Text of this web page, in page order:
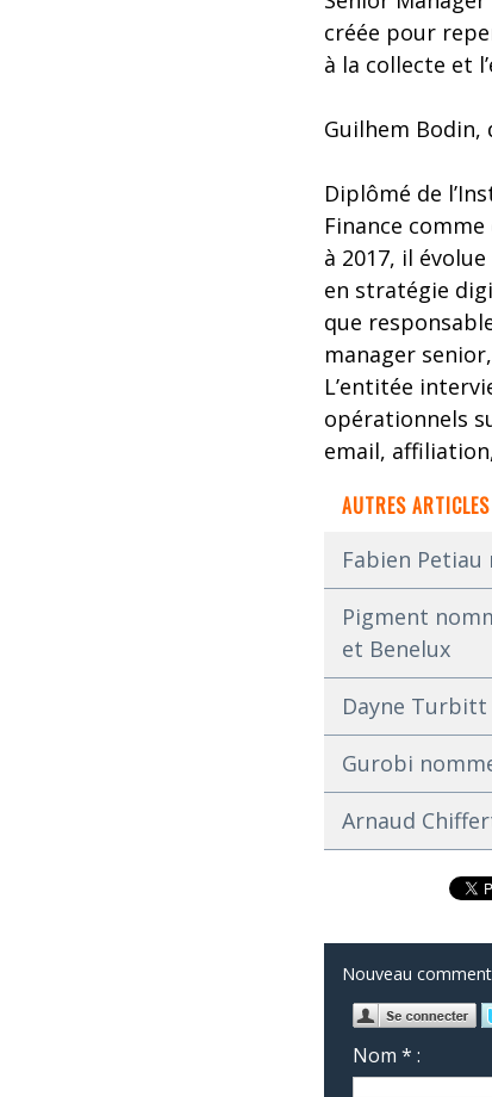
créée pour
à la collecte et
Guilhem Bodin,
Diplômé de
Finance
à 2017, il
en stratégie
que
manager
L’entitée
opérationnels
email,
AUTRES ARTICLES
Fabien Petiau
Pigment
et Benelux
Dayne Turbitt
Gurobi
Arnaud
Nouveau
Nom * :